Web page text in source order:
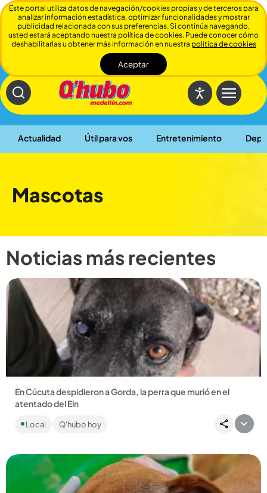
Actualidad Útil para vos Entretenimiento
Cerrar
Mascotas
Noticias más recientes
En Cúcuta despidieron a Gorda, la perra que murió en el
atentado del Eln
Un carro bomba explotó el 1.º de agosto en inmediaciones
del Comando de Policía de Norte de Santander. Gorda, la
Local Q'hubo hoy
Este portal utiliza datos de navegación/cookies propias y de terceros para
analizar información estadística, optimizar funcionalidades y mostrar
publicidad relacionada con sus preferencias. Si continúa navegando,
usted estará aceptando nuestra política de cookies. Puede conocer cómo
deshabilitarlas u obtener más información en nuestra politica de cookies
Aceptar